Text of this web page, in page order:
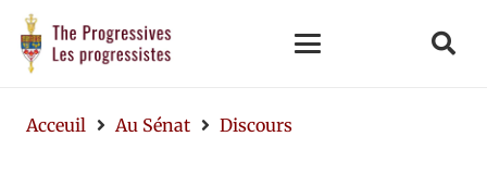
Acceuil Au Sénat Discours